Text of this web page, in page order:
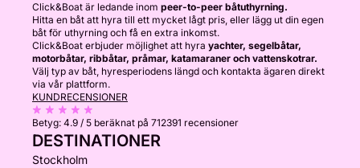
Click&Boat är ledande inom peer-to-peer båtuthyrning.
Hitta en båt att hyra till ett mycket lågt pris, eller lägg ut din egen
båt för uthyrning och få en extra inkomst.
Click&Boat erbjuder möjlighet att hyra yachter, segelbåtar,
motorbåtar, ribbåtar, pråmar, katamaraner och vattenskotrar.
Välj typ av båt, hyresperiodens längd och kontakta ägaren direkt
via vår plattform.
KUNDRECENSIONER
Betyg: 4.9 / 5 beräknat på 712391 recensioner
DESTINATIONER
Stockholm